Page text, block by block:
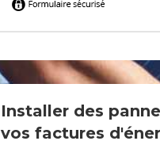
Installer des
vos factures